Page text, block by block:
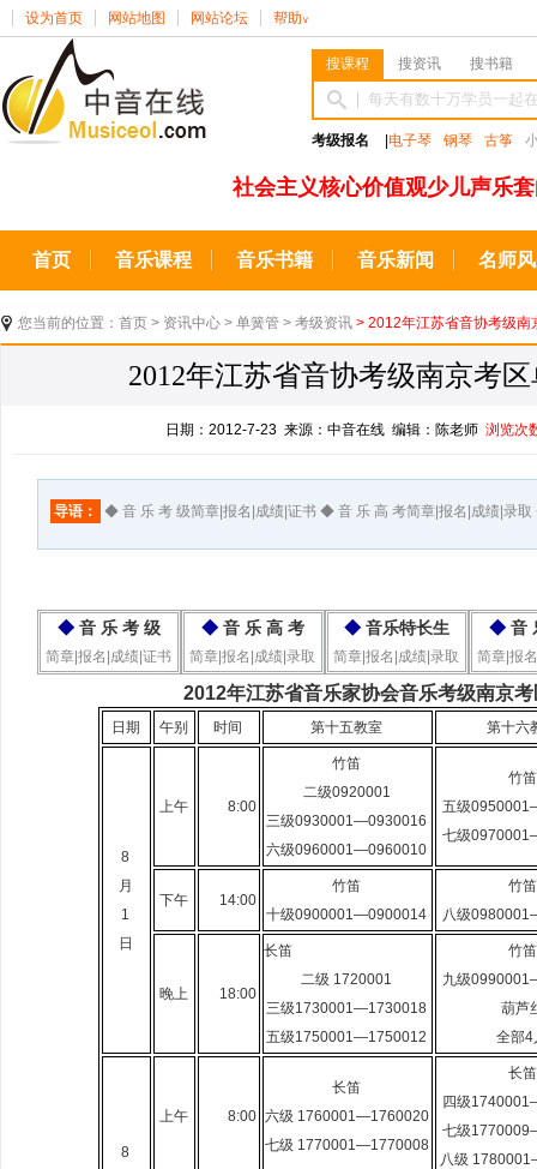
设为首页 网站地图 网站论坛 帮助 ∨
搜课程 搜资讯 搜书籍
考级报名 电子琴 钢琴 古筝
社会主义核心价值观少儿声乐
首页 音乐课程 音乐书籍 音乐新闻 名师
您当前的位置： 首页 > 资讯中心 > 单簧管 > 考级资讯 > 2012年江苏省音协考级南
2012年江苏省音协考级南京考
日期：2012-7-23 来源：中音在线 编辑：陈老师浏览次
导语： ◆ 音 乐 考 级简章|报名|成绩|证书 ◆ 音 乐 高 考简章|报名|成绩|录
◆ 音 乐 考 级
简章|报名|成绩|证书
◆ 音 乐 高 考
简章|报名|成绩|录取
◆ 音乐特长生
简章|报名|成绩|录取
◆ 音
简章|报
2012年江苏省音乐家协会音乐考级南京
日期 午别 时间 第十五教室 第十六
8
月
1
日
上午 8:00
竹笛
二级0920001
三级0930001—0930016
六级0960001—0960010
竹笛
五级
七级
下午 14:00
竹笛
十级0900001—0900014
竹笛
八级
晚上 18:00
长笛
二级 1720001
三级1730001—1730018
五级1750001—1750012
竹笛
九级
葫芦
全部4
8
上午 8:00
长笛
六级 1760001—1760020
七级 1770001—1770008
长笛
四级
七级
八级